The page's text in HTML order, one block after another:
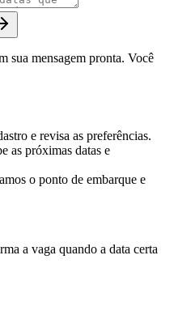
sua mensagem pronta. Você
e revisa as preferências.
as próximas datas e
o ponto de embarque e
a vaga quando a data certa